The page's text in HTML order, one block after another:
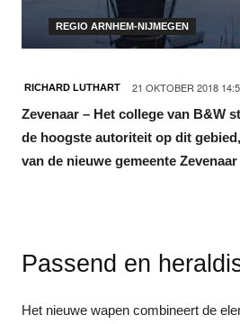
REGIO ARNHEM-NIJMEGEN
RICHARD LUTHART 21 OKTOBER 2018
Zevenaar – Het college van B&W
de hoogste autoriteit op dit
van de nieuwe gemeente
Passend en
Het nieuwe wapen combineert de